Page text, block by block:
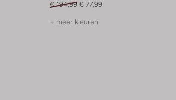
€ 194,99 € 77,99
+ meer kleuren